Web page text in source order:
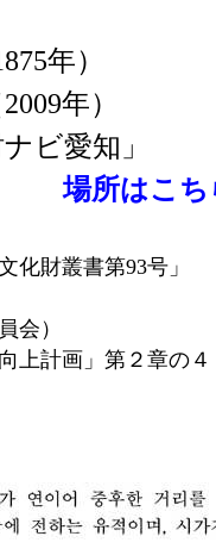
年）
年）
ビ愛知」
居場所はこち
財叢書第93号」
会）
上計画」第２章の４